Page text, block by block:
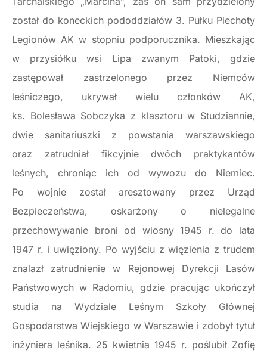
został do koneckich pododdziałów 3. Pułku Piechoty
Legionów AK w stopniu podporucznika. Mieszkając
w przysiółku wsi Lipa zwanym Patoki, gdzie
zastępował zastrzelonego przez Niemców
leśniczego, ukrywał wielu członków AK,
ks. Bolesława Sobczyka z klasztoru w Studziannie,
dwie sanitariuszki z powstania warszawskiego
oraz zatrudniał fikcyjnie dwóch praktykantów
leśnych, chroniąc ich od wywozu do Niemiec.
Po wojnie został aresztowany przez Urząd
Bezpieczeństwa, oskarżony o nielegalne
przechowywanie broni od wiosny 1945 r. do lata
1947 r. i uwięziony. Po wyjściu z więzienia z trudem
znalazł zatrudnienie w Rejonowej Dyrekcji Lasów
Państwowych w Radomiu, gdzie pracując ukończył
studia na Wydziale Leśnym Szkoły Głównej
Gospodarstwa Wiejskiego w Warszawie i zdobył tytuł
inżyniera leśnika. 25 kwietnia 1945 r. poślubił Zofię